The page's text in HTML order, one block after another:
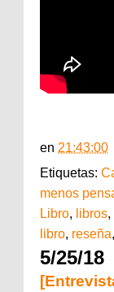
en 21:43:00
Etiquetas:
menos
Libro, libros,
libro, reseña,
5/25/18